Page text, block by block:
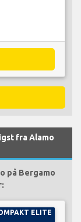
fra Alamo
på Bergamo
ELITE